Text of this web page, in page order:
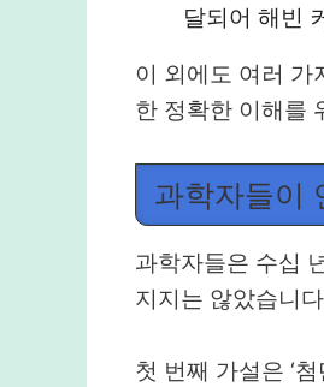
달되어 해빈
이 외에도 여러 가
한 정확한 이해를
과학자들이
과학자들은 수십
지지는 않았습니
첫 번째 가설은 ‘